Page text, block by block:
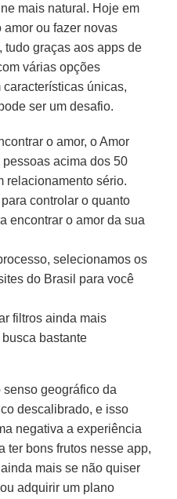
mais natural. Hoje em
ou fazer novas
graças aos apps de
várias opções
únicas,
ser um desafio.
o amor, o Amor
acima dos 50
relacionamento sério.
controlar o quanto
encontrar o amor da sua
selecionamos os
do Brasil para você
filtros ainda mais
bastante
geográfico da
descalibrado, e isso
negativa a experiência
ter bons frutos nesse app,
mais se não quiser
adquirir um plano